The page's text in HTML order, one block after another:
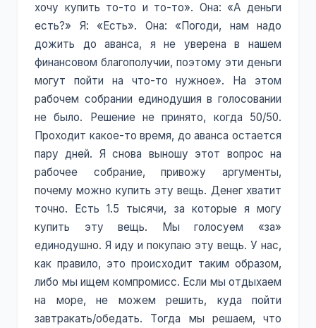
хочу купить то-то и то-то». Она: «А деньги
есть?» Я: «Есть». Она: «Погоди, нам надо
дожить до аванса, я не уверена в нашем
финансовом благополучии, поэтому эти деньги
могут пойти на что-то нужное». На этом
рабочем собрании единодушия в голосовании
не было. Решение не принято, когда 50/50.
Проходит какое-то время, до аванса остается
пару дней. Я снова выношу этот вопрос на
рабочее собрание, привожу аргументы,
почему можно купить эту вещь. Денег хватит
точно. Есть 1.5 тысячи, за которые я могу
купить эту вещь. Мы голосуем «за»
единодушно. Я иду и покупаю эту вещь. У нас,
как правило, это происходит таким образом,
либо мы ищем компромисс. Если мы отдыхаем
на море, не можем решить, куда пойти
завтракать/обедать. Тогда мы решаем, что